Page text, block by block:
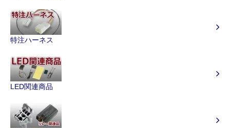
特注ハーネス
LED関連商品